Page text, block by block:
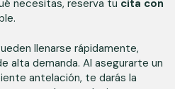
necesitas, reserva tu cita con
llenarse rápidamente,
alta demanda. Al asegurarte un
antelación, te darás la